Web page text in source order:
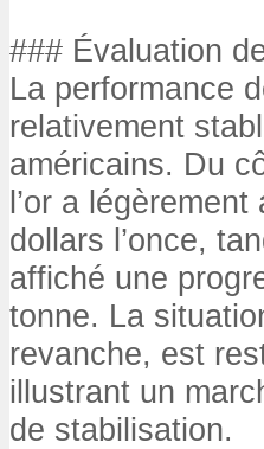
### Évaluation
La performance
relativement
américains. Du
l’or a
dollars l’once,
affiché une
tonne. La
revanche, est
illustrant un
de stabilisation.